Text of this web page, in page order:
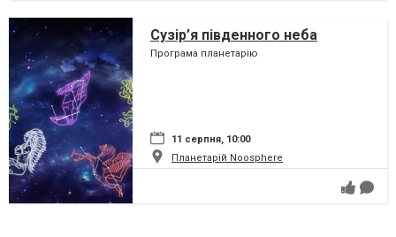
Сузір’я південного неба
Програма планетарію
11 серпня, 10:00
Планетарій Noosphere